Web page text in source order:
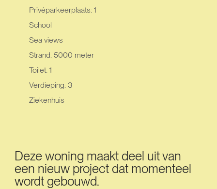
Privéparkeerplaats: 1
School
Sea views
Strand: 5000 meter
Toilet: 1
Verdieping: 3
Ziekenhuis
Deze woning maakt deel uit van
een nieuw project dat momenteel
wordt gebouwd.